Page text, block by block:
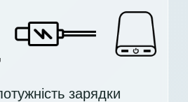
зарядки